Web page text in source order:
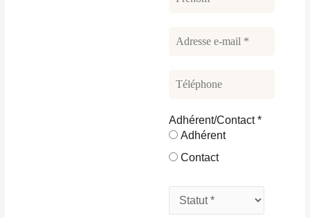
Adhérent/Contact*
Adhérent
Contact